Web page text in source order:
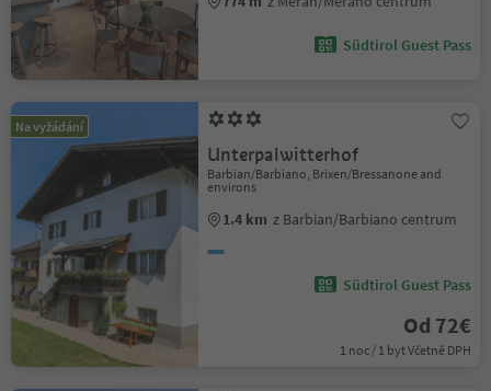
Südtirol Guest Pass
Na vyžádání
Unterpalwitterhof
Barbian/Barbiano, Brixen/Bressanone and
environs
1.4 km z Barbian/Barbiano centrum
Südtirol Guest Pass
Od 72€
1 noc / 1 byt Včetně DPH